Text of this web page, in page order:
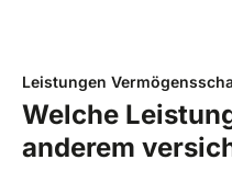
Leistungen
Welche
anderem